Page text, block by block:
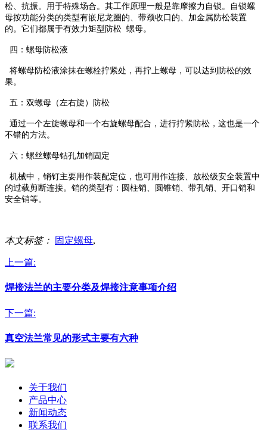
松、抗振。用于特殊场合。其工作原理一般是靠摩擦力自锁。自锁螺
母按功能分类的类型有嵌尼龙圈的、带颈收口的、加金属防松装置
的。它们都属于有效力矩型防松 螺母。
四：螺母防松液
将螺母防松液涂抹在螺栓拧紧处，再拧上螺母，可以达到防松的效
果。
五：双螺母（左右旋）防松
通过一个左旋螺母和一个右旋螺母配合，进行拧紧防松，这也是一个
不错的方法。
六：螺丝螺母钻孔加销固定
机械中，销钉主要用作装配定位，也可用作连接、放松级安全装置中
的过载剪断连接。销的类型有：圆柱销、圆锥销、带孔销、开口销和
安全销等。
本文标签： 固定螺母,
上一篇:
焊接法兰的主要分类及焊接注意事项介绍
下一篇:
真空法兰常见的形式主要有六种
关于我们
产品中心
新闻动态
联系我们